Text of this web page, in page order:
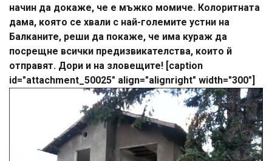
начин да докаже, че е мъжко момиче. Колоритната
дама, която се хвали с най-големите устни на
Балканите, реши да покаже, че има кураж да
посрещне всички предизвикателства, които й
отправят. Дори и на зловещите! [caption
id="attachment_50025" align="alignright" width="300"]